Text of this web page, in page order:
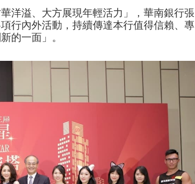
洋溢、大方展現年輕活力」，華南銀行張
行內外活動，持續傳達本行值得信賴、專
的一面」。